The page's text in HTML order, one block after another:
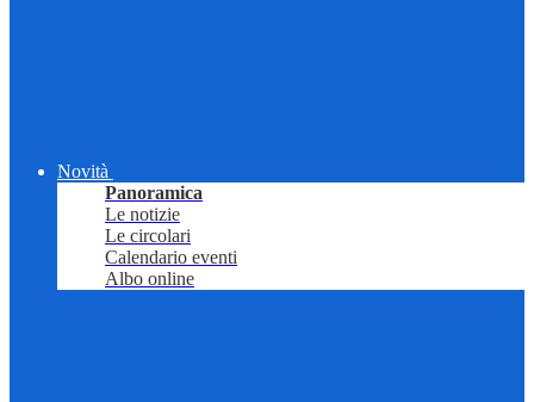
Novità
Panoramica
Le notizie
Le circolari
Calendario eventi
Albo online